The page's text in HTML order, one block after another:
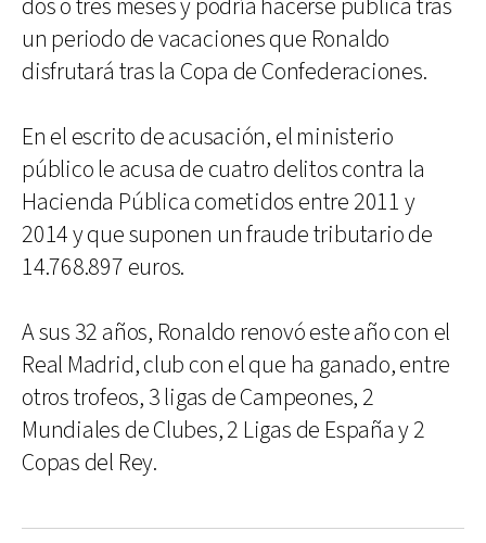
dos o tres meses y podría hacerse pública tras
un periodo de vacaciones que Ronaldo
disfrutará tras la Copa de Confederaciones.
En el escrito de acusación, el ministerio
público le acusa de cuatro delitos contra la
Hacienda Pública cometidos entre 2011 y
2014 y que suponen un fraude tributario de
14.768.897 euros.
A sus 32 años, Ronaldo renovó este año con el
Real Madrid, club con el que ha ganado, entre
otros trofeos, 3 ligas de Campeones, 2
Mundiales de Clubes, 2 Ligas de España y 2
Copas del Rey.